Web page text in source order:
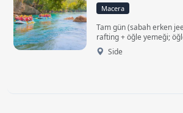
Macera
Tam gün (sabah erken
rafting + öğle yemeği;
Evrenseki’deki otelinizden
ve geri dönüşte aynı
Side